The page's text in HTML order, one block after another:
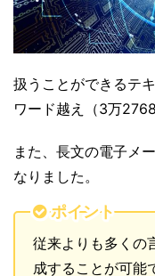
扱うことができるテ
ワード越え（3万
また、長文の電子メ
なりました。
ポイント
従来よりも多くの
成することが可能